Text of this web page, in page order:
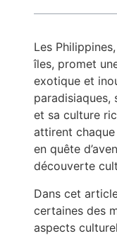
Les
îles, promet
exotique et
paradisiaques,
et sa culture
attirent
en quête
découverte
Dans cet
certaines des
aspects